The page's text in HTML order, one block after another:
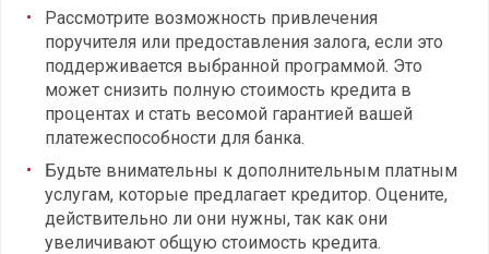
Рассмотрите возможность привлечения
поручителя или предоставления залога, если это
поддерживается выбранной программой. Это
может снизить полную стоимость кредита в
процентах и стать весомой гарантией вашей
платежеспособности для банка.
Будьте внимательны к дополнительным платным
услугам, которые предлагает кредитор. Оцените,
действительно ли они нужны, так как они
увеличивают общую стоимость кредита.